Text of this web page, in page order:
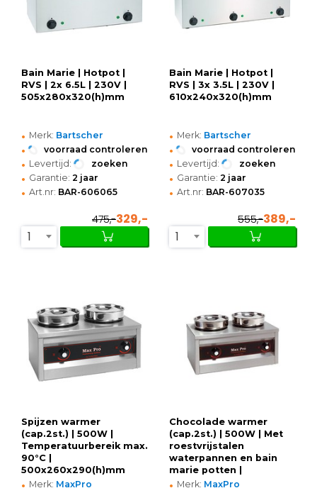
Bain Marie | Hotpot |
RVS | 2x 6.5L | 230V |
505x280x320(h)mm
• Merk: Bartscher
• voorraad controleren
• Levertijd: zoeken
• Garantie: 2 jaar
• Art.nr: BAR-606065
475,-329,-
1
Bain Marie | Hotpot |
RVS | 3x 3.5L | 230V |
610x240x320(h)mm
• Merk: Bartscher
• voorraad controleren
• Levertijd: zoeken
• Garantie: 2 jaar
• Art.nr: BAR-607035
555,-389,-
1
Spijzen warmer
(cap.2st.) | 500W |
Temperatuurbereik max.
90°C |
500x260x290(h)mm
• Merk: MaxPro
Chocolade warmer
(cap.2st.) | 500W | Met
roestvrijstalen
waterpannen en bain
marie potten |
500x260x290(h)mm
• Merk: MaxPro